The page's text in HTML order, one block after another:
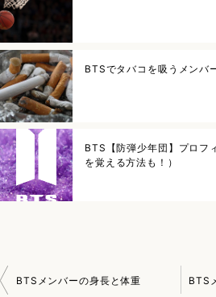
BTSでタバコを吸うメンバ
BTS【防弾少年団】プロフ
を覚える方法も！）
投
BTSメンバーの身長と体重